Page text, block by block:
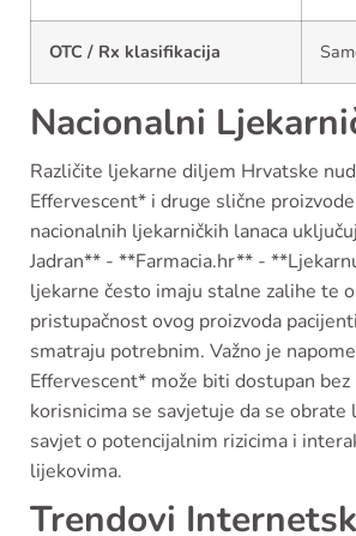
OTC / Rx klasifikacija
Nacionalni
Različite ljekarne diljem Hrvatske
Effervescent* i druge slične
nacionalnih ljekarničkih lanaca
Jadran** - **Farmacia.hr** -
ljekarne često imaju stalne zalihe te
pristupačnost ovog proizvoda
smatraju potrebnim. Važno je
Effervescent* može biti dostupan bez
korisnicima se savjetuje da se obrate
savjet o potencijalnim rizicima i
lijekovima.
Trendovi